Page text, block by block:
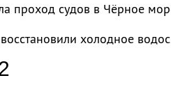
проход судов в Чёрное
холодное